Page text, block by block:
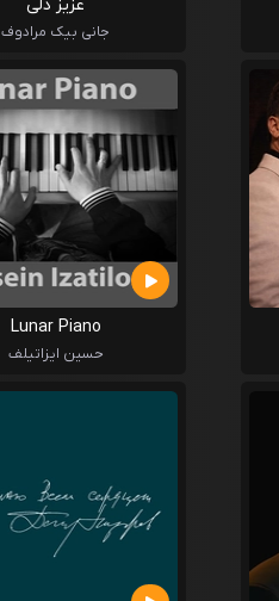
عزیز دلی
جانی بیک مرادوف
Lunar Piano
حسین ایزاتیلف